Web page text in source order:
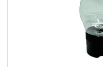
por pote pet:
Responsável; Altamente
Segura. OUTROS
A EMPRESAApenas na
variedades no segmento
para cápsulas. A